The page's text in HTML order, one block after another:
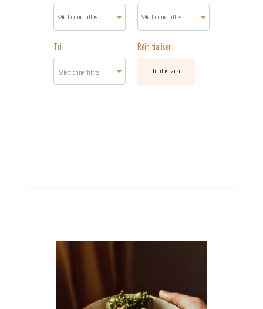
Tri
Sélectionner filtres
Réinitialiser
Tout effacer